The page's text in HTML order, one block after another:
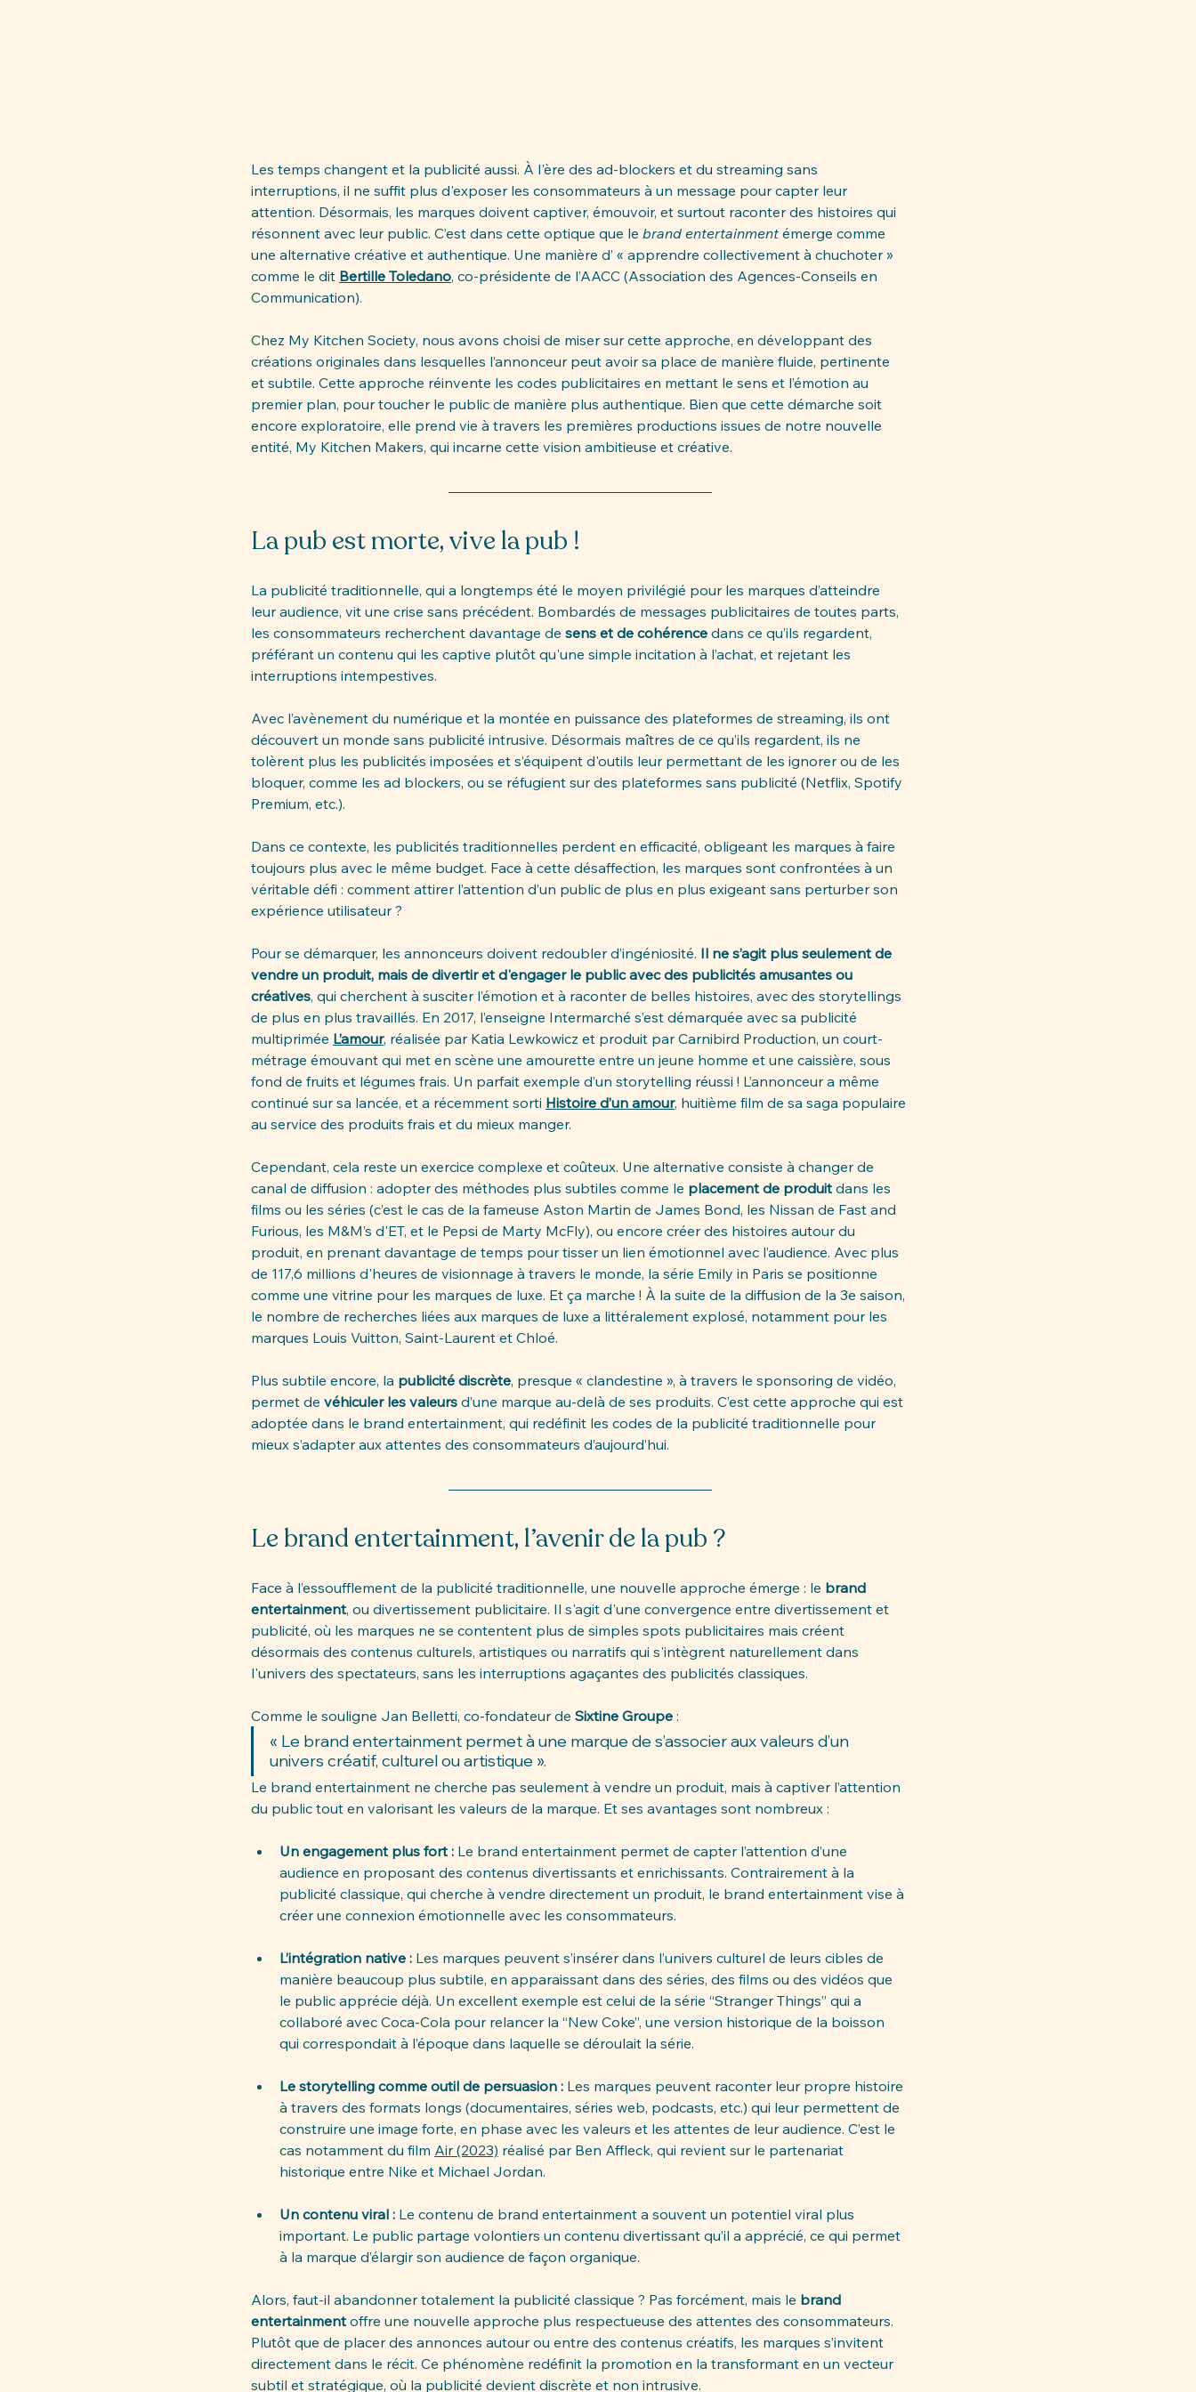
Les temps changent et la publicité aussi. À l'ère des ad-blockers et du streaming sans
interruptions, il ne suffit plus d'exposer les consommateurs à un message pour capter leur
attention. Désormais, les marques doivent captiver, émouvoir, et surtout raconter des histoires qui
résonnent avec leur public. C’est dans cette optique que le brand entertainment émerge comme
une alternative créative et authentique. Une manière d’ « apprendre collectivement à chuchoter »
comme le dit Bertille Toledano, co-présidente de l’AACC (Association des Agences-Conseils en
Communication).
Chez My Kitchen Society, nous avons choisi de miser sur cette approche, en développant des
créations originales dans lesquelles l’annonceur peut avoir sa place de manière fluide, pertinente
et subtile. Cette approche réinvente les codes publicitaires en mettant le sens et l’émotion au
premier plan, pour toucher le public de manière plus authentique. Bien que cette démarche soit
encore exploratoire, elle prend vie à travers les premières productions issues de notre nouvelle
entité, My Kitchen Makers, qui incarne cette vision ambitieuse et créative.
La pub est morte, vive la pub !
La publicité traditionnelle, qui a longtemps été le moyen privilégié pour les marques d’atteindre
leur audience, vit une crise sans précédent. Bombardés de messages publicitaires de toutes parts,
les consommateurs recherchent davantage de sens et de cohérence dans ce qu’ils regardent,
préférant un contenu qui les captive plutôt qu'une simple incitation à l’achat, et rejetant les
interruptions intempestives.
Avec l’avènement du numérique et la montée en puissance des plateformes de streaming, ils ont
découvert un monde sans publicité intrusive. Désormais maîtres de ce qu’ils regardent, ils ne
tolèrent plus les publicités imposées et s’équipent d'outils leur permettant de les ignorer ou de les
bloquer, comme les ad blockers, ou se réfugient sur des plateformes sans publicité (Netflix, Spotify
Premium, etc.).
Dans ce contexte, les publicités traditionnelles perdent en efficacité, obligeant les marques à faire
toujours plus avec le même budget. Face à cette désaffection, les marques sont confrontées à un
véritable défi : comment attirer l’attention d’un public de plus en plus exigeant sans perturber son
expérience utilisateur ?
Pour se démarquer, les annonceurs doivent redoubler d’ingéniosité. Il ne s’agit plus seulement de
vendre un produit, mais de divertir et d'engager le public avec des publicités amusantes ou
créatives, qui cherchent à susciter l’émotion et à raconter de belles histoires, avec des storytellings
de plus en plus travaillés. En 2017, l’enseigne Intermarché s’est démarquée avec sa publicité
multiprimée L’amour, réalisée par Katia Lewkowicz et produit par Carnibird Production, un court-
métrage émouvant qui met en scène une amourette entre un jeune homme et une caissière, sous
fond de fruits et légumes frais. Un parfait exemple d’un storytelling réussi ! L’annonceur a même
continué sur sa lancée, et a récemment sorti Histoire d’un amour, huitième film de sa saga populaire
au service des produits frais et du mieux manger.
Cependant, cela reste un exercice complexe et coûteux. Une alternative consiste à changer de
canal de diffusion : adopter des méthodes plus subtiles comme le placement de produit dans les
films ou les séries (c’est le cas de la fameuse Aston Martin de James Bond, les Nissan de Fast and
Furious, les M&M’s d'ET, et le Pepsi de Marty McFly), ou encore créer des histoires autour du
produit, en prenant davantage de temps pour tisser un lien émotionnel avec l’audience. Avec plus
de 117,6 millions d'heures de visionnage à travers le monde, la série Emily in Paris se positionne
comme une vitrine pour les marques de luxe. Et ça marche ! À la suite de la diffusion de la 3e saison,
le nombre de recherches liées aux marques de luxe a littéralement explosé, notamment pour les
marques Louis Vuitton, Saint-Laurent et Chloé.
Plus subtile encore, la publicité discrète, presque « clandestine », à travers le sponsoring de vidéo,
permet de véhiculer les valeurs d’une marque au-delà de ses produits. C’est cette approche qui est
adoptée dans le brand entertainment, qui redéfinit les codes de la publicité traditionnelle pour
mieux s’adapter aux attentes des consommateurs d’aujourd’hui.
Le brand entertainment, l’avenir de la pub ?
Face à l’essoufflement de la publicité traditionnelle, une nouvelle approche émerge : le brand
entertainment, ou divertissement publicitaire. Il s'agit d'une convergence entre divertissement et
publicité, où les marques ne se contentent plus de simples spots publicitaires mais créent
désormais des contenus culturels, artistiques ou narratifs qui s'intègrent naturellement dans
l'univers des spectateurs, sans les interruptions agaçantes des publicités classiques.
Comme le souligne Jan Belletti, co-fondateur de Sixtine Groupe :
« Le brand entertainment permet à une marque de s’associer aux valeurs d’un
univers créatif, culturel ou artistique ».
Le brand entertainment ne cherche pas seulement à vendre un produit, mais à captiver l’attention
du public tout en valorisant les valeurs de la marque. Et ses avantages sont nombreux :
Un engagement plus fort : Le brand entertainment permet de capter l’attention d’une
audience en proposant des contenus divertissants et enrichissants. Contrairement à la
publicité classique, qui cherche à vendre directement un produit, le brand entertainment vise à
créer une connexion émotionnelle avec les consommateurs.
L’intégration native : Les marques peuvent s’insérer dans l’univers culturel de leurs cibles de
manière beaucoup plus subtile, en apparaissant dans des séries, des films ou des vidéos que
le public apprécie déjà. Un excellent exemple est celui de la série “Stranger Things” qui a
collaboré avec Coca-Cola pour relancer la “New Coke”, une version historique de la boisson
qui correspondait à l’époque dans laquelle se déroulait la série.
Le storytelling comme outil de persuasion : Les marques peuvent raconter leur propre histoire
à travers des formats longs (documentaires, séries web, podcasts, etc.) qui leur permettent de
construire une image forte, en phase avec les valeurs et les attentes de leur audience. C’est le
cas notamment du film Air (2023) réalisé par Ben Affleck, qui revient sur le partenariat
historique entre Nike et Michael Jordan.
Un contenu viral : Le contenu de brand entertainment a souvent un potentiel viral plus
important. Le public partage volontiers un contenu divertissant qu’il a apprécié, ce qui permet
à la marque d’élargir son audience de façon organique.
Alors, faut-il abandonner totalement la publicité classique ? Pas forcément, mais le brand
entertainment offre une nouvelle approche plus respectueuse des attentes des consommateurs.
Plutôt que de placer des annonces autour ou entre des contenus créatifs, les marques s’invitent
directement dans le récit. Ce phénomène redéfinit la promotion en la transformant en un vecteur
subtil et stratégique, où la publicité devient discrète et non intrusive.